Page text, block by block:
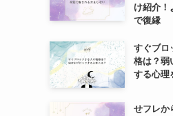
け紹介！
で復縁
すぐブロ
格は？弱
する心理
せフレか